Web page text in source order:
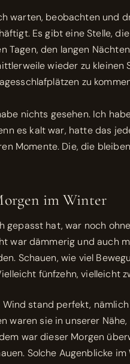
beobachten und
Es gibt eine Stelle,
Tagen, den langen
wieder zu
zu
nichts gesehen. Ich
es kalt war, hatte das
Momente. Die, die
im Winter
gepasst hat, war noch
war dämmerig und auch
Schauen, wie viel
fünfzehn, vielleicht
Wind stand perfekt,
waren sie in unserer
war dieser Morgen
Solche Augenblicke